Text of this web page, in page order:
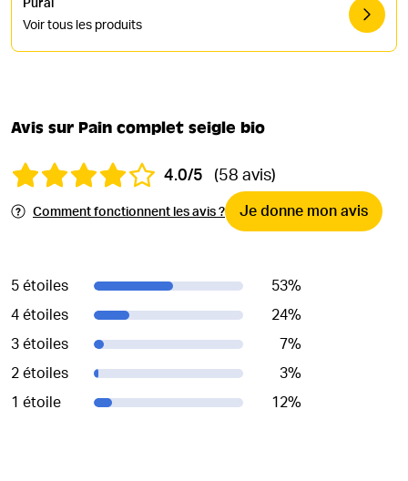
Pural
Voir tous les produits
Avis sur Pain complet seigle bio
4.0/5 (58 avis)
Comment fonctionnent les avis ? Je donne mon avis
5 étoiles 53%
4 étoiles
24%
3 étoiles
7%
2 étoiles
3%
1 étoile
12%